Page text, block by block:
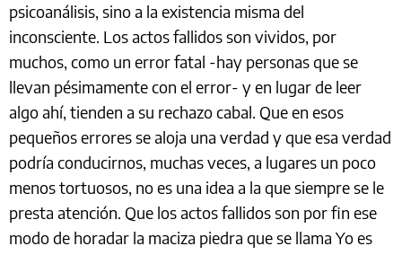
psicoanálisis, sino a la existencia misma del
inconsciente. Los actos fallidos son vividos, por
muchos, como un error fatal -hay personas que se
llevan pésimamente con el error- y en lugar de leer
algo ahí, tienden a su rechazo cabal. Que en esos
pequeños errores se aloja una verdad y que esa verdad
podría conducirnos, muchas veces, a lugares un poco
menos tortuosos, no es una idea a la que siempre se le
presta atención. Que los actos fallidos son por fin ese
modo de horadar la maciza piedra que se llama Yo es